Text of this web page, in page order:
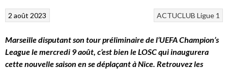
ACTUCLUB Ligue 1
2 août 2023
Marseille disputant son tour préliminaire de l’UEFA Champion’s
League le mercredi 9 août, c’est bien le LOSC qui inaugurera
cette nouvelle saison en se déplaçant à Nice. Retrouvez les